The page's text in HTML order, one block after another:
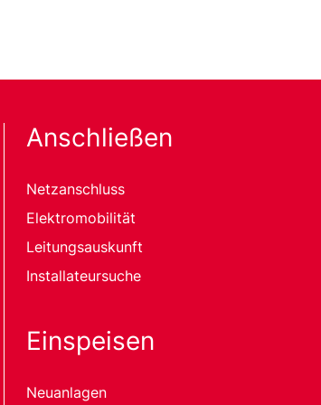
Anschließen
Netzanschluss
Elektromobilität
Leitungsauskunft
Installateursuche
Einspeisen
Neuanlagen